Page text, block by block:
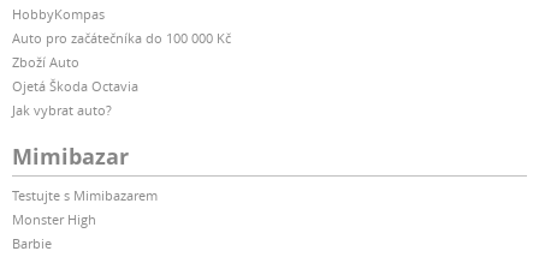
HobbyKompas
Auto pro začátečníka do 100 000 Kč
Zboží Auto
Ojetá Škoda Octavia
Jak vybrat auto?
Mimibazar
Testujte s Mimibazarem
Monster High
Barbie